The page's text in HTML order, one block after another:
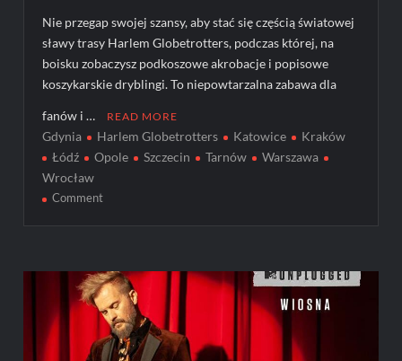
Nie przegap swojej szansy, aby stać się częścią światowej
sławy trasy Harlem Globetrotters, podczas której, na
boisku zobaczysz podkoszowe akrobacje i popisowe
koszykarskie dryblingi. To niepowtarzalna zabawa dla
fanów i … READ MORE
Gdynia Harlem Globetrotters Katowice
Kraków
Łódź
Opole Szczecin Tarnów
Warszawa
Wrocław
Commenton
do
Polski!